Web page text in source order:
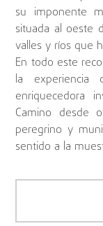
su imponente
situada al oeste
valles y ríos que
En todo este
la
enriquecedora
Camino desde
peregrino y
sentido a la